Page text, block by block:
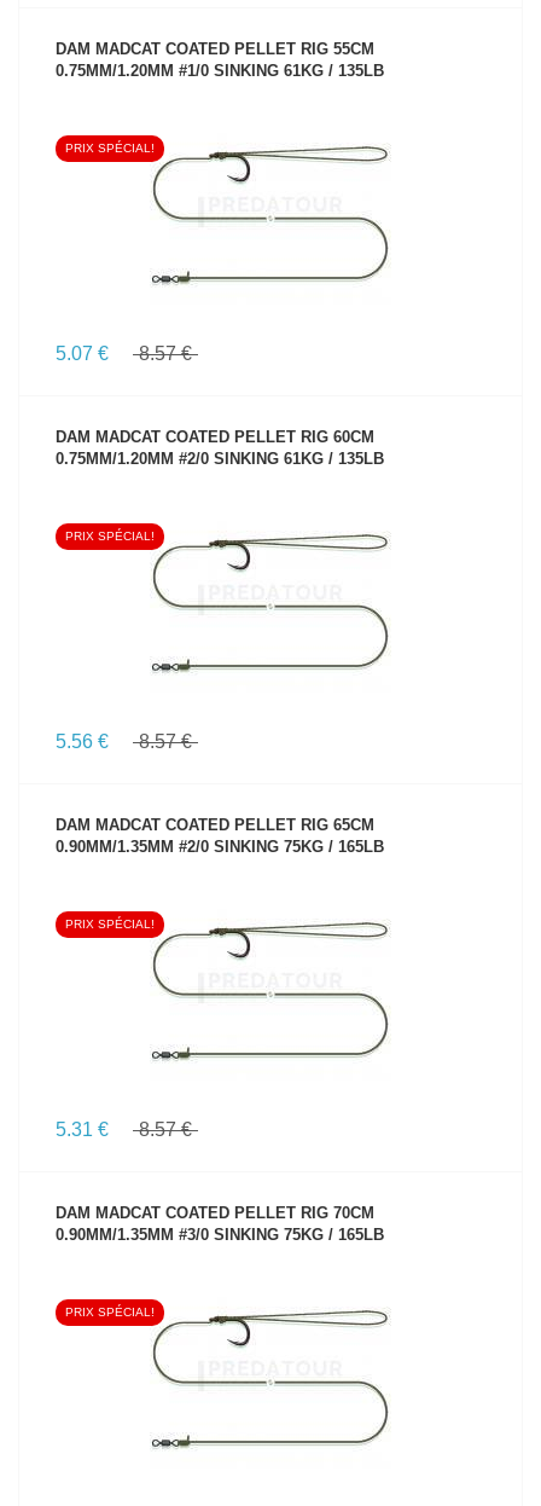
DAM MADCAT COATED PELLET RIG 55CM
0.75MM/1.20MM #1/0 SINKING 61KG / 135LB
VOIR LE PRODUIT
PRIX SPÉCIAL!
5.07 € 8.57 €
DAM MADCAT COATED PELLET RIG 60CM
0.75MM/1.20MM #2/0 SINKING 61KG / 135LB
VOIR LE PRODUIT
PRIX SPÉCIAL!
5.56 € 8.57 €
DAM MADCAT COATED PELLET RIG 65CM
0.90MM/1.35MM #2/0 SINKING 75KG / 165LB
VOIR LE PRODUIT
PRIX SPÉCIAL!
5.31 € 8.57 €
DAM MADCAT COATED PELLET RIG 70CM
0.90MM/1.35MM #3/0 SINKING 75KG / 165LB
VOIR LE PRODUIT
PRIX SPÉCIAL!